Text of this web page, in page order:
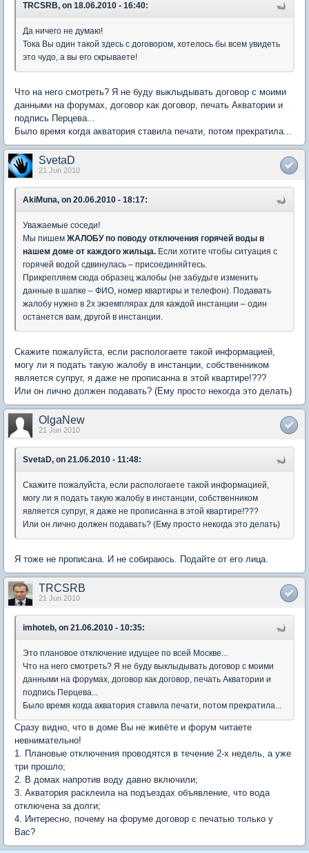
TRCSRB, on 18.06.2010 - 16:40:
Да ничего не думаю!
Тока Вы один такой здесь с договором, хотелось бы всем увидеть
это чудо, а вы его скрываете!
Что на него смотреть? Я не буду выклыдывать договор с моими
данными на форумах, договор как договор, печать Акватории и
подпись Перцева...
Было время когда акватория ставила печати, потом прекратила...
SvetaD
21 Jun 2010
AkiMuna, on 20.06.2010 - 18:17:
Уважаемые соседи!
Мы пишем ЖАЛОБУ по поводу отключения горячей воды в
нашем доме от каждого жильца. Если хотите чтобы ситуация с
горячей водой сдвинулась – присоединяйтесь.
Прикрепляем сюда образец жалобы (не забудьте изменить
данные в шапке – ФИО, номер квартиры и телефон). Подавать
жалобу нужно в 2х экземплярах для каждой инстанции – один
останется вам, другой в инстанции.
Скажите пожалуйста, если распологаете такой информацией,
могу ли я подать такую жалобу в инстанции, собственником
является супруг, я даже не прописанна в этой квартире!???
Или он лично должен подавать? (Ему просто некогда это делать)
OlgaNew
21 Jun 2010
SvetaD, on 21.06.2010 - 11:48:
Скажите пожалуйста, если распологаете такой информацией,
могу ли я подать такую жалобу в инстанции, собственником
является супруг, я даже не прописанна в этой квартире!???
Или он лично должен подавать? (Ему просто некогда это делать)
Я тоже не прописана. И не собираюсь. Подайте от его лица.
TRCSRB
21 Jun 2010
imhoteb, on 21.06.2010 - 10:35:
Это плановое отключение идущее по всей Москве...
Что на него смотреть? Я не буду выклыдывать договор с моими
данными на форумах, договор как договор, печать Акватории и
подпись Перцева...
Было время когда акватория ставила печати, потом прекратила...
Сразу видно, что в доме Вы не живёте и форум читаете
невнимательно!
1. Плановые отключения проводятся в течение 2-х недель, а уже
три прошло;
2. В домах напротив воду давно включили;
3. Акватория расклеила на подъездах объявление, что вода
отключена за долги;
4. Интересно, почему на форуме договор с печатью только у
Вас?